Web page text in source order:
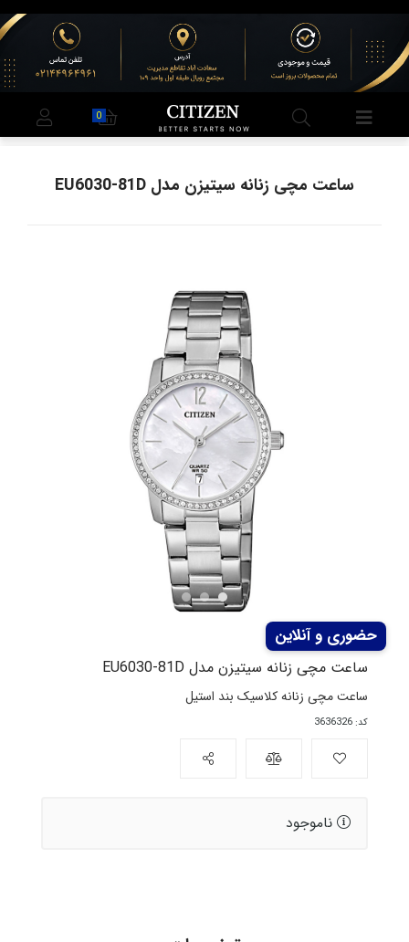
ساعت مچی زنانه سیتیزن مدل EU6030-81D
ساعت مچی زنانه سیتیزن مدل EU6030-81D
ساعت مچی زنانه کلاسیک بند استیل
کد: 3636326
ناموجود
0